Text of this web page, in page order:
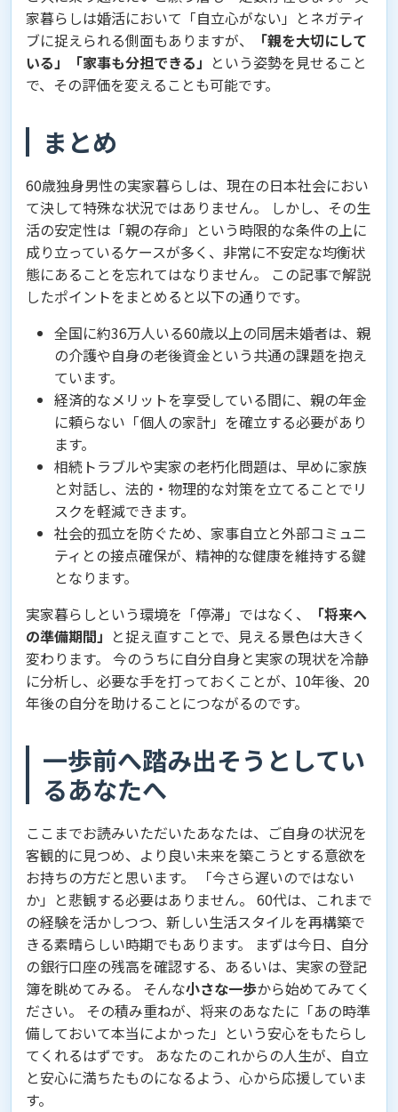
家暮らしは婚活において「自立心がない」とネガティ
ブに捉えられる側面もありますが、
「親を大切にして
いる」「家事も分担できる」 という姿勢を見せること
で、その評価を変えることも可能です。
まとめ
60歳独身男性の実家暮らしは、現在の日本社会におい
て決して特殊な状況ではありません。 しかし、その生
活の安定性は「親の存命」という時限的な条件の上に
成り立っているケースが多く、非常に不安定な均衡状
態にあることを忘れてはなりません。 この記事で解説
したポイントをまとめると以下の通りです。
全国に約36万人いる60歳以上の同居未婚者は、親
の介護や自身の老後資金という共通の課題を抱え
ています。
経済的なメリットを享受している間に、親の年金
に頼らない「個人の家計」を確立する必要があり
ます。
相続トラブルや実家の老朽化問題は、早めに家族
と対話し、法的・物理的な対策を立てることでリ
スクを軽減できます。
社会的孤立を防ぐため、家事自立と外部コミュニ
ティとの接点確保が、精神的な健康を維持する鍵
となります。
実家暮らしという環境を「停滞」ではなく、
「将来へ
の準備期間」 と捉え直すことで、見える景色は大きく
変わります。 今のうちに自分自身と実家の現状を冷静
に分析し、必要な手を打っておくことが、10年後、20
年後の自分を助けることにつながるのです。
一歩前へ踏み出そうとしてい
るあなたへ
ここまでお読みいただいたあなたは、ご自身の状況を
客観的に見つめ、より良い未来を築こうとする意欲を
お持ちの方だと思います。 「今さら遅いのではない
か」と悲観する必要はありません。 60代は、これまで
の経験を活かしつつ、新しい生活スタイルを再構築で
きる素晴らしい時期でもあります。 まずは今日、自分
の銀行口座の残高を確認する、あるいは、実家の登記
簿を眺めてみる。 そんな小さな一歩から始めてみてく
ださい。 その積み重ねが、将来のあなたに「あの時準
備しておいて本当によかった」という安心をもたらし
てくれるはずです。 あなたのこれからの人生が、自立
と安心に満ちたものになるよう、心から応援していま
す。